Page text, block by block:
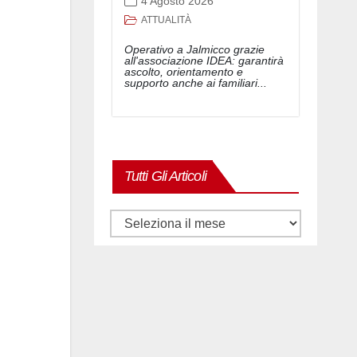
Transalpina durante la cerimonia
ATTUALITÀ
Operativo a Jalmicco grazie
all'associazione IDEA: garantirà
ascolto, orientamento e
supporto anche ai familiari...
Tutti Gli Articoli
Tutti